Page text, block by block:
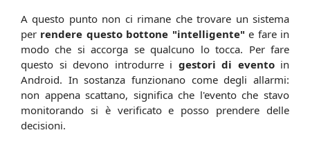
A questo punto non ci rimane che trovare un sistema
per rendere questo bottone "intelligente" e fare in
modo che si accorga se qualcuno lo tocca. Per fare
questo si devono introdurre i gestori di eventoin
Android. In sostanza funzionano come degli allarmi:
non appena scattano, significa che l'evento che stavo
monitorando si è verificato e posso prendere delle
decisioni.